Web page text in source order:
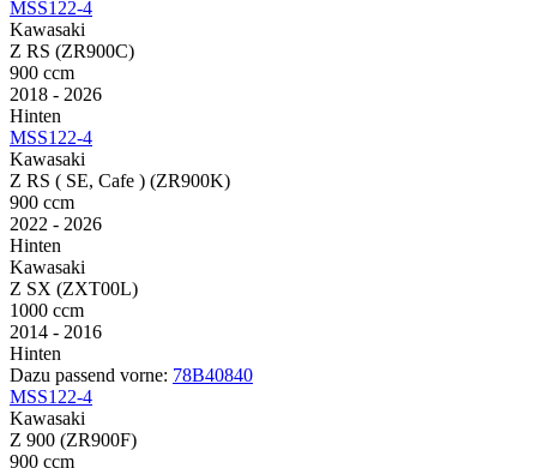
MSS122-4
Kawasaki
Z RS (ZR900C)
900 ccm
2018 - 2026
Hinten
MSS122-4
Kawasaki
Z RS ( SE, Cafe ) (ZR900K)
900 ccm
2022 - 2026
Hinten
Kawasaki
Z SX (ZXT00L)
1000 ccm
2014 - 2016
Hinten
Dazu passend vorne: 78B40840
MSS122-4
Kawasaki
Z 900 (ZR900F)
900 ccm